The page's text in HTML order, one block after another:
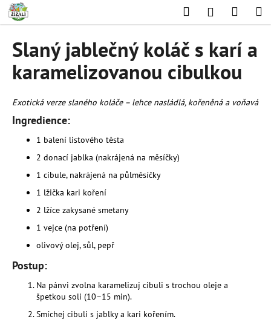
Přejít
obsah
HledatPřihlášení
Slaný jablečný koláč s karí a
karamelizovanou cibulkou
Exotická verze slaného koláče – lehce nasládlá, kořeněná a voňavá
Ingredience:
1 balení listového těsta
2 donací jablka (nakrájená na měsíčky)
1 cibule, nakrájená na půlměsíčky
1 lžička kari koření
2 lžíce zakysané smetany
1 vejce (na potření)
olivový olej, sůl, pepř
Postup:
Na pánvi zvolna karamelizuj cibuli s trochou oleje a
špetkou soli (10–15 min).
Smíchej cibuli s jablky a kari kořením.
o
C
o
p
o
t
n